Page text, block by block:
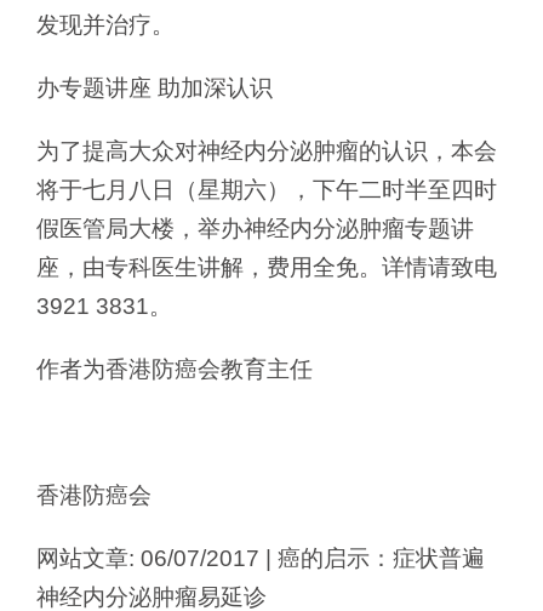
发现并治疗。
办专题讲座 助加深认识
为了提高大众对神经内分泌肿瘤的认识，本会
将于七月八日（星期六），下午二时半至四时
假医管局大楼，举办神经内分泌肿瘤专题讲
座，由专科医生讲解，费用全免。详情请致电
3921 3831。
作者为香港防癌会教育主任
香港防癌会
网站文章: 06/07/2017 | 癌的启示：症状普遍
神经内分泌肿瘤易延诊